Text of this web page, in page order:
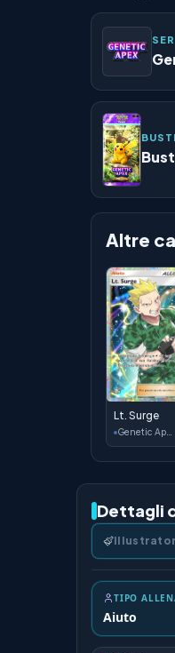
Altre
Lt. Surge
Genetic Apex
Dettagli
TIPO
Aiuto